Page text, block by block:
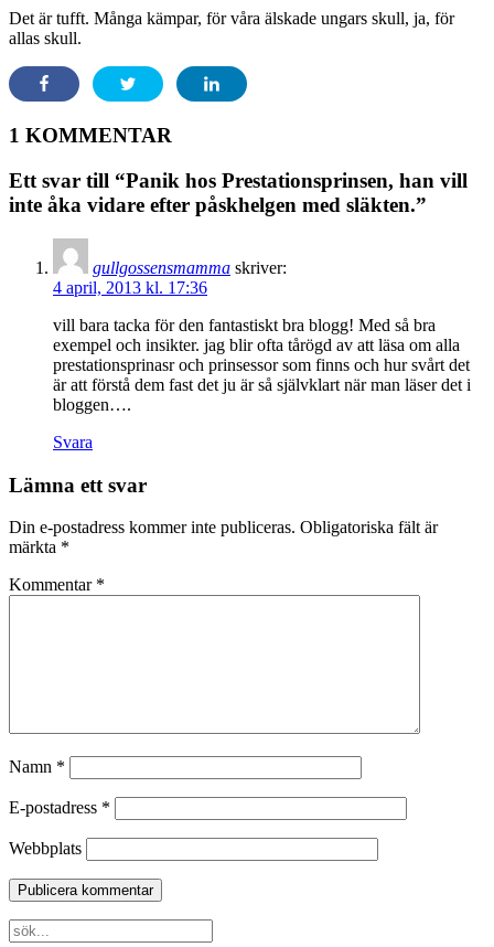
Det är tufft. Många kämpar, för våra älskade ungars skull, ja, för
allas skull.
1 KOMMENTAR
Ett svar till “Panik hos Prestationsprinsen, han vill
inte åka vidare efter påskhelgen med släkten.”
gullgossensmamma skriver:
4 april, 2013 kl. 17:36
vill bara tacka för den fantastiskt bra blogg! Med så bra
exempel och insikter. jag blir ofta tårögd av att läsa om alla
prestationsprinasr och prinsessor som finns och hur svårt det
är att förstå dem fast det ju är så självklart när man läser det i
bloggen….
Svara
Lämna ett svar
Din e-postadress kommer inte publiceras. Obligatoriska fält är
märkta *
Kommentar *
Namn *
E-postadress *
Webbplats